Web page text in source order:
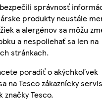
správnosť
produkty neustále
a alergénov sa môžu
a nespoliehať sa len na
stránkach.
poradiť o akýchkoľvek
na Tesco zákaznícky
Tesco.